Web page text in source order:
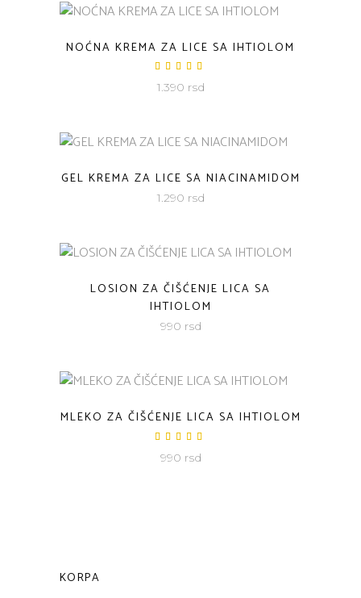
NOĆNA KREMA ZA LICE SA IHTIOLOM
4.67
1.390 rsd
GEL KREMA ZA LICE SA NIACINAMIDOM
1.290 rsd
LOSION ZA ČIŠĆENJE LICA SA
IHTIOLOM
990 rsd
MLEKO ZA ČIŠĆENJE LICA SA IHTIOLOM
5.00
990 rsd
KORPA